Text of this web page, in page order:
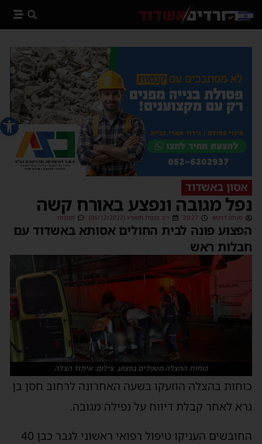
פתח
אסון באשדוד
נפל מגובה ונפצע באורח קשה
מנחם דויטש 20:27 י״ב בכסלו תשפ״ג (06/12/2022) תגובות
הפצוע פונה לבית החולים אסותא באשדוד עם
חבלות ראש
כוחות ההצלה מטפלים בפצוע. צילום: איחוד הצלה
כוחות בהצלה הוזעקו בשעה האחרונה לרחוב חסן בן
גרא לאחר קבלת דיווח על נפילה מגובה.
החובשים העניקו טיפול רפואי ראשוני לגבר כבן 40